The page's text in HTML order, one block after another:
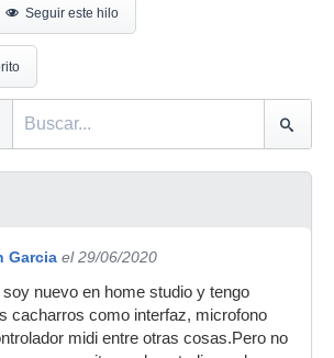
Seguir este hilo
Garcia el 29/06/2020
nuevo en home studio y tengo
cacharros como interfaz, microfono
midi entre otras cosas.Pero no